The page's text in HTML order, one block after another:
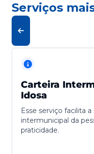
Serviços
Carteira
Idosa
Esse serviço facilita
intermunicipal da
praticidade.